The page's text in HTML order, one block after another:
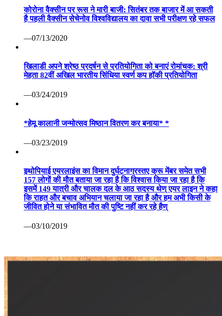
कोरोना वैक्सीन पर रूस ने मारी बाजी: सितंबर तक बाजार में आ सकती
है पहली वैक्सीन सेचेनोव विश्वविद्यालय का दावा सभी परीक्षण रहे सफल
—07/13/2020
खिलाडी अपने श्रेष्ठ प्रदर्षन से प्रतियोगिता को बनाएं रोमांचक: श्री
मेहता 82वीं अखिल भारतीय सिंधिया स्वर्ण कप हॉकी प्रतियोगिता
—03/24/2019
*हेमू कालानी जन्मोत्सव मिष्ठान वितरण कर बनाया* *
—03/23/2019
इथोपियाई एयरलाइंस का विमान दुर्घटनाग्रस्तए क्रू मेंबर समेत सभी
157 लोगों की मौत बताया जा रहा है कि विश्वास किया जा रहा है कि
इसमें 149 यात्री और चालक दल के आठ सदस्य थेण् एयर लाइन ने कहा
कि राहत और बचाव अभियान चलाया जा रहा है और हम अभी किसी के
जीवित होने या संभावित मौत की पुष्टि नहीं कर रहे हैण्
—03/10/2019